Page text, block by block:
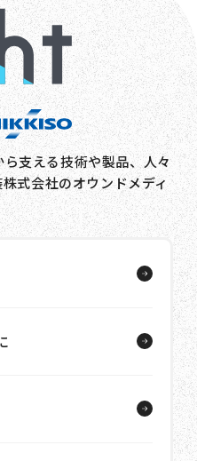
支える技術や製品、人々
式会社のオウンドメディ